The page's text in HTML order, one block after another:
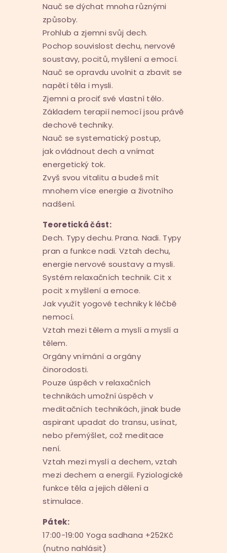
Nauč se dýchat mnoha různými
způsoby.
Prohlub a zjemni svůj dech.
Pochop souvislost dechu, nervové
soustavy, pocitů, myšlení a emocí.
Nauč se opravdu uvolnit a zbavit se
napětí těla i mysli.
Zjemni a prociť své vlastní tělo.
Základem terapií nemocí jsou právě
dechové techniky.
Nauč se systematický postup,
jak ovládnout dech a vnímat
energetický tok.
Zvyš svou vitalitu a budeš mít
mnohem více energie a životního
nadšení.
Teoretická část:
Dech. Typy dechu. Prana. Nadi. Typy
pran a funkce nadi. Vztah dechu,
energie nervové soustavy a mysli.
Systém relaxačních technik. Cit x
pocit x myšlení a emoce.
Jak využít yogové techniky k léčbě
nemocí.
Vztah mezi tělem a myslí a myslí a
tělem.
Orgány vnímání a orgány
činorodosti.
Pouze úspěch v relaxačních
technikách umožní úspěch v
meditačních technikách, jinak bude
aspirant upadat do transu, usínat,
nebo přemýšlet, což meditace
není.
Vztah mezi myslí a dechem, vztah
mezi dechem a energií. Fyziologické
funkce těla a jejich dělení a
stimulace.
Pátek:
17:00-19:00 Yoga sadhana +252Kč
(nutno nahlásit)